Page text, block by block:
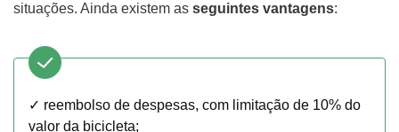
situações. Ainda existem as seguintes vantagens:
✓ reembolso de despesas, com limitação de 10% do
valor da bicicleta;